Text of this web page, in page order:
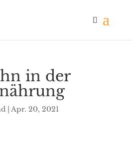
in der
| Apr. 20, 2021